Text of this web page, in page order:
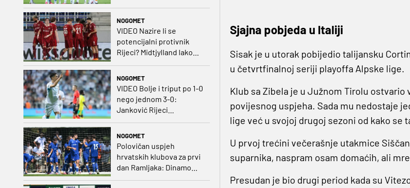
NOGOMET
VIDEO Nazire li se
potencijalni protivnik
Rijeci? Midtjylland lako
NOGOMET
VIDEO Bolje i triput po 1-0
nego jednom 3-0:
Janković Rijeci
projektilom donio slavlje
protivnika
NOGOMET
Polovičan uspjeh
hrvatskih klubova za prvi
dan Ramljaka: Dinamo
poražen od Juventusa,
Sjajna pobjeda u Italiji
Sisak je u utorak pobijedio talijansku
u četvrtfinalnoj seriji playoffa Alpske lige.
Klub sa Zibela je u Južnom Tirolu
povijesnog uspjeha. Sada mu nedostaje
lige već u svojoj drugoj sezoni od kako se
U prvoj trećini večerašnje utakmice
suparnika, naspram osam domaćih, ali
Presudan je bio drugi period kada su